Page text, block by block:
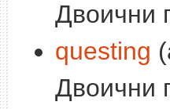
Двоични
questing
Двоични